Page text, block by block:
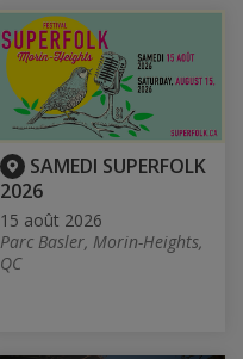
SAMEDI SUPERFOLK
2026
15 août 2026
Parc Basler, Morin-Heights,
QC